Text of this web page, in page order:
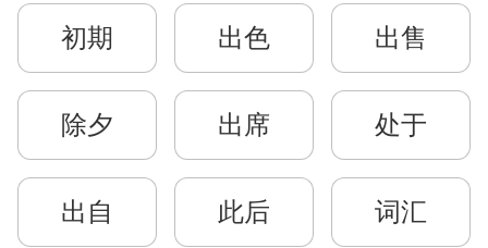
初期 出色 出售
除夕 出席 处于
出自 此后 词汇